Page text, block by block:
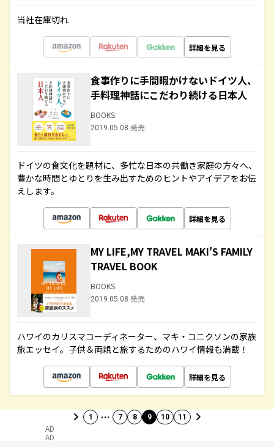
当社在庫切れ
詳細を見る
食事作りに手間暇かけないドイツ人、
手料理神話にこだわり続ける日本人
BOOKS
2019.05.08 発売
ドイツの食文化を題材に、多忙な日本の共働き家庭の方々へ、
豊かな時間とゆとりを生み出すためのヒントやアイデアをお伝
えします。
詳細を見る
MY LIFE,MY TRAVEL MAKI'S FAMILY
TRAVEL BOOK
BOOKS
2019.05.08 発売
ハワイのカリスマコーディネーター、マキ・コニクソンの家族
旅エッセイ。子供＆両親と旅するためのハワイ情報も満載！
詳細を見る
1 … 7 8 9 10 11
AD
AD